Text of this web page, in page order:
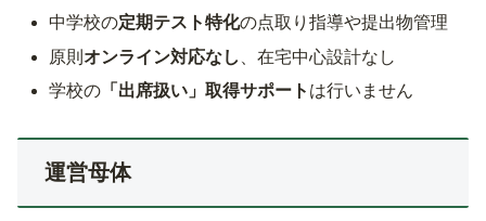
中学校の定期テスト特化の点取り指導や提出物管理
原則 オンライン対応なし
、在宅中心設計なし
学校の 「出席扱い」取得サポート は行いません
運営母体